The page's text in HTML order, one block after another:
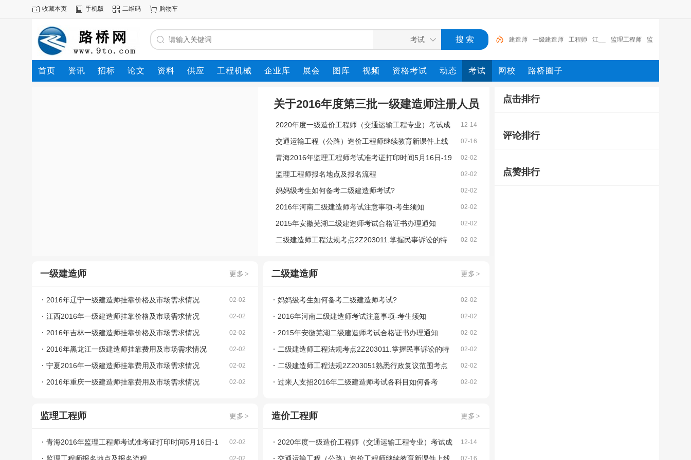
收藏本页 手机版 二维码 购物车
建造师 一级建造师 工程师 江__ 监理工程师 监
理 二级建造师 标准 考试 工程
首页 资讯 招标 论文 资料 供应 工程机械 企业库 展会 图库 视频 资格考试 动态 考试 网校 路桥圈子
关于2016年度第三批一级建造师注册人员
名单的公示
12-14
2020年度一级造价工程师（交通运输工程专业）考试成
绩可以查询啦！
07-16
交通运输工程（公路）造价工程师继续教育新课件上线
02-02
青海2016年监理工程师考试准考证打印时间5月16日-19
日
02-02
监理工程师报名地点及报名流程
02-02
妈妈级考生如何备考二级建造师考试?
02-02
2016年河南二级建造师考试注意事项-考生须知
02-02
2015年安徽芜湖二级建造师考试合格证书办理通知
02-02
二级建造师工程法规考点2Z203011.掌握民事诉讼的特
更多 >
一级建造师
02-02
2016年辽宁一级建造师挂靠价格及市场需求情况
02-02
江西2016年一级建造师挂靠价格及市场需求情况
02-02
2016年吉林一级建造师挂靠价格及市场需求情况
02-02
2016年黑龙江一级建造师挂靠费用及市场需求情况
02-02
宁夏2016年一级建造师挂靠费用及市场需求情况
02-02
2016年重庆一级建造师挂靠费用及市场需求情况
更多 >
二级建造师
02-02
妈妈级考生如何备考二级建造师考试?
02-02
2016年河南二级建造师考试注意事项-考生须知
02-02
2015年安徽芜湖二级建造师考试合格证书办理通知
02-02
二级建造师工程法规考点2Z203011.掌握民事诉讼的特
点
02-02
二级建造师工程法规2Z203051熟悉行政复议范围考点
02-02
过来人支招2016年二级建造师考试各科目如何备考
更多 >
监理工程师
02-02
青海2016年监理工程师考试准考证打印时间5月16日-1
02-02
更多 >
造价工程师
12-14
2020年度一级造价工程师（交通运输工程专业）考试成
07-16
点击排行
评论排行
点赞排行